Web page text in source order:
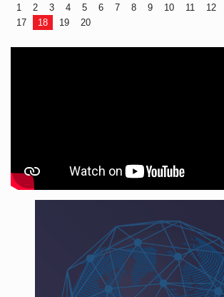
1 2 3 4 5 6 7 8 9 10 11 12
17
18 19 20